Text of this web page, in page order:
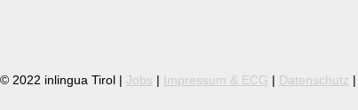
© 2022 inlingua Tirol | Jobs | Impressum & ECG | Datenschutz |